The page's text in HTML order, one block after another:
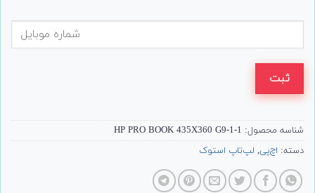
ثبت
شناسه محصول: HP PRO BOOK 435X360 G9-1-1
دسته: اچ‌پی, لپ‌تاپ استوک